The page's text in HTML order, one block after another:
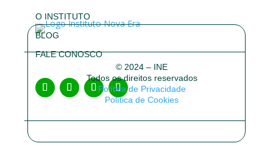
O INSTITUTO
BLOG
FALE CONOSCO
© 2024 – INE
Todos os direitos reservados
Política de Privacidade
Política de Cookies